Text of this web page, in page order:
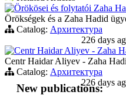
Örökösei és folytatói Zaha
Örökségek és a Zaha Hadid
Catalog: Архитектура
226 days
Centr Haidar Aliyev - Zaha
Centr Haidar Aliyev - Zaha
Catalog: Архитектура
226 days
New publications: